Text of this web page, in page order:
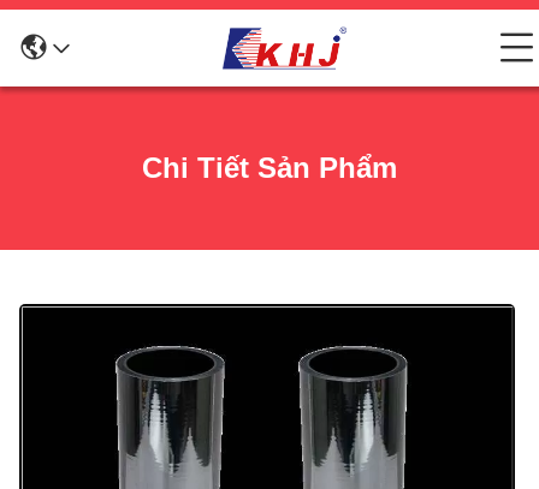
Chi Tiết Sản Phẩm